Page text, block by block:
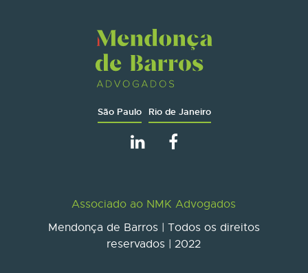
São Paulo Rio de Janeiro
Associado ao NMK Advogados
Mendonça de Barros | Todos os direitos
reservados | 2022